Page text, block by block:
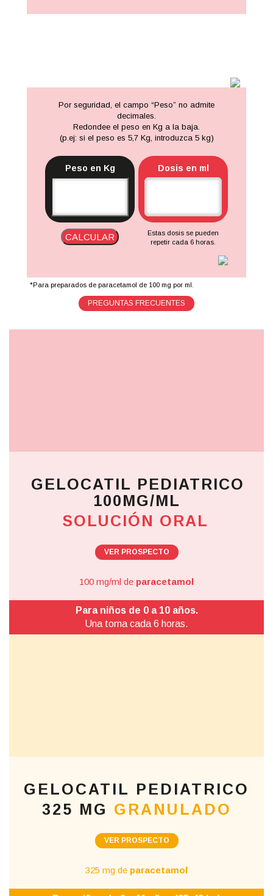
Por seguridad, el campo “Peso” no admite
decimales.
Redondee el peso en Kg a la baja.
(p.ej: si el peso es 5,7 Kg, introduzca 5 kg)
Peso en Kg
CALCULAR
Dosis en ml
Estas dosis se pueden
repetir cada 6 horas.
*Para preparados de paracetamol de 100 mg por ml.
PREGUNTAS FRECUENTES
GELOCATIL PEDIATRICO
100MG/ML
SOLUCIÓN ORAL
VER PROSPECTO
100 mg/ml de paracetamol
Para niños de 0 a 10 años.
Una toma cada 6 horas.
GELOCATIL PEDIATRICO
325 MG GRANULADO
VER PROSPECTO
325 mg de paracetamol